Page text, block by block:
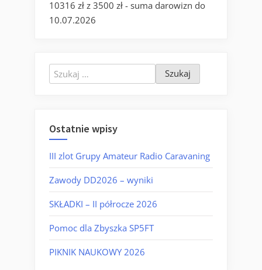
10316 zł z 3500 zł - suma darowizn do
10.07.2026
Szukaj:
Ostatnie wpisy
III zlot Grupy Amateur Radio Caravaning
Zawody DD2026 – wyniki
SKŁADKI – II półrocze 2026
Pomoc dla Zbyszka SP5FT
PIKNIK NAUKOWY 2026